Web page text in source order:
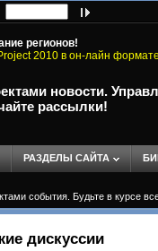
регионов!
2010 в он-лайн
новости.
рассылки!
РАЗДЕЛЫ САЙТА
события. Будьте в курсе
дискуссии